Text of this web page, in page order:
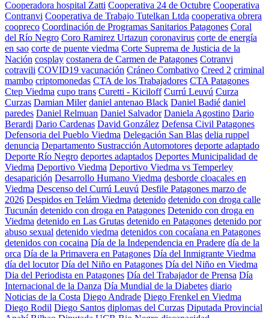
Cooperadora hospital Zatti Cooperativa 24 de Octubre Cooperativa
Contranvi Cooperativa de Trabajo Tutelkan Ltda cooperativa obrera
coopreco Coordinación de Programas Sanitarios Patagones Coral
del Río Negro Coro Ramirez Urtazun coronavirus corte de energía
en sao corte de puente viedma Corte Suprema de Justicia de la
Nación cosplay costanera de Carmen de Patagones Cotranvi
cotravili COVID19 vacunación Cráneo Combativo Creed 2 criminal
mambo criptomonedas CTA de los Trabajadores CTA Patagones
Ctep Viedma cupo trans Curetti - Kiciloff Currú Leuvú Curza
Curzas Damian Miler daniel antenao Black Daniel Badié daniel
paredes Daniel Relmuan Daniel Salvador Daniela Agostino Dario
Berardi Dario Cardenas David González Defensa Civil Patagones
Defensoria del Pueblo Viedma Delegación San Blas delia ruppel
denuncia Departamento Sustracción Automotores deporte adaptado
Deporte Río Negro deportes adaptados Deportes Municipalidad de
Viedma Deportivo Viedma Deportivo Viedma vs Temperley
desaparición Desarrollo Humano Viedma desborde cloacales en
Viedma Descenso del Currú Leuvú Desfile Patagones marzo de
2026 Despidos en Telám Viedma detenido detenido con droga calle
Tucunán detenido con droga en Patagones Detenido con droga en
Viedma detenido en Las Grutas detenido en Patagones detenido por
abuso sexual detenido viedma detenidos con cocaíana en Patagones
detenidos con cocaina Día de la Independencia en Pradere día de la
orca Día de la Primavera en Patagones Día del Inmigrante Viedma
día del locutor Día del Niño en Patagones Día del Niño en Viedma
Dia del Periodista en Patagones Día del Trabajador de Prensa Día
Internacional de la Danza Día Mundial de la Diabetes diario
Noticias de la Costa Diego Andrade Diego Frenkel en Viedma
Diego Rodil Diego Santos diplomas del Curzas Diputada Provincial